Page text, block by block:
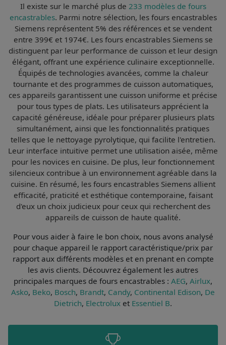
Il existe sur le marché plus de 233 modèles de fours
encastrables. Parmi notre sélection, les fours encastrables
Siemensreprésentent 5% des références et se vendent
entre 399€ et 1974€. Les fours encastrables Siemensse
distinguent par leur performance de cuisson et leur design
élégant, offrant une expérience culinaire exceptionnelle.
Équipés de technologies avancées, comme la chaleur
tournante et des programmes de cuisson automatiques,
ces appareils garantissent une cuisson uniforme et précise
pour tous types de plats. Les utilisateurs apprécient la
capacité généreuse, idéale pour préparer plusieurs plats
simultanément, ainsi que les fonctionnalités pratiques
telles que le nettoyage pyrolytique, qui facilite l'entretien.
Leur interface intuitive permet une utilisation aisée, même
pour les novices en cuisine. De plus, leur fonctionnement
silencieux contribue à un environnement agréable dans la
cuisine. En résumé, les fours encastrables Siemens allient
efficacité, praticité et esthétique contemporaine, faisant
d'eux un choix judicieux pour ceux qui recherchent des
appareils de cuisson de haute qualité.
Pour vous aider à faire le bon choix, nous avons analysé
pour chaque appareil le rapport caractéristique/prix par
rapport aux différents modèles et en prenant en compte
les avis clients. Découvrez également les autres
principales marques de fours encastrables : AEG, Airlux,
Asko, Beko, Bosch, Brandt, Candy, Continental Edison, De
Dietrich, Electrolux et Essentiel B.